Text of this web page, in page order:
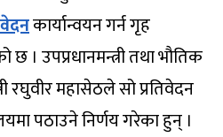
कार्यान्वयन गर्न गृह
छ । उपप्रधानमन्त्री तथा भौतिक
रघुवीर महासेठले सो प्रतिवेदन
पठाउने निर्णय गरेका हुन् ।